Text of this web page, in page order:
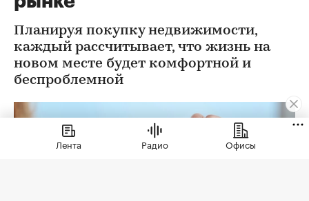
Планируя покупку недвижимости,
каждый рассчитывает, что жизнь на
новом месте будет комфортной и
беспроблемной
Лента Радио Офисы